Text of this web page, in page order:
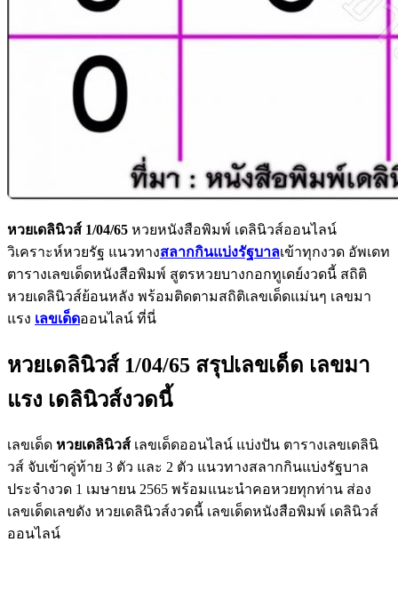
หวยเดลินิวส์ 1/04/65 หวยหนังสือพิมพ์ เดลินิวส์ออนไลน์
วิเคราะห์หวยรัฐ แนวทางสลากกินแบ่งรัฐบาลเข้าทุกงวด อัพเดท
ตารางเลขเด็ดหนังสือพิมพ์ สูตรหวยบางกอกทูเดย์งวดนี้ สถิติ
หวยเดลินิวส์ย้อนหลัง พร้อมติดตามสถิติเลขเด็ดแม่นๆ เลขมา
แรง เลขเด็ดออนไลน์ ที่นี่
หวยเดลินิวส์ 1/04/65 สรุปเลขเด็ด เลขมา
แรง เดลินิวส์งวดนี้
เลขเด็ด หวยเดลินิวส์ เลขเด็ดออนไลน์ แบ่งปัน ตารางเลขเดลินิ
วส์ จับเข้าคู่ท้าย 3 ตัว และ 2 ตัว แนวทางสลากกินแบ่งรัฐบาล
ประจำงวด 1 เมษายน 2565 พร้อมแนะนำคอหวยทุกท่าน ส่อง
เลขเด็ดเลขดัง หวยเดลินิวส์งวดนี้ เลขเด็ดหนังสือพิมพ์ เดลินิวส์
ออนไลน์